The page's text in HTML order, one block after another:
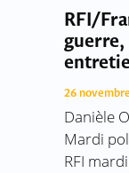
RFI/
guerre,
26
Danièle
Mardi
RFI